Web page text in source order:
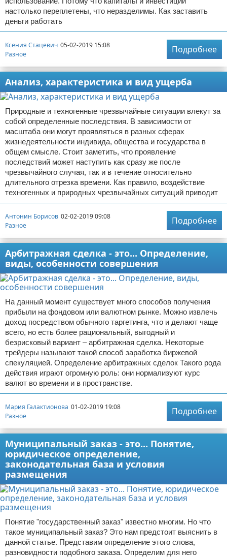
настолько переплетены, что неразделимы. Как заставить
деньги работать
Ксения Стацевич 05-02-2019 15:08
Разное
Подробнее
Анализ, характеристика и вид ущерба
Природные и техногенные чрезвычайные ситуации влекут за
собой определенные последствия. В зависимости от
масштаба они могут проявляться в разных сферах
жизнедеятельности индивида, общества и государства в
общем смысле. Стоит заметить, что проявление
последствий может наступить как сразу же после
чрезвычайного случая, так и в течение относительно
длительного отрезка времени. Как правило, воздействие
техногенных и природных чрезвычайных ситуаций приводит
Антонин Борисов 02-02-2019 09:08
Разное
Подробнее
Арбитражная сделка - это... Определение,
виды, особенности совершения
На данный момент существует много способов получения
прибыли на фондовом или валютном рынке. Можно извлечь
доход посредством обычного таргетинга, что и делают чаще
всего, но есть более рациональный, выгодный и
безрисковый вариант – арбитражная сделка. Некоторые
трейдеры называют такой способ заработка биржевой
спекуляцией. Определение арбитражных сделок Такого рода
действия играют огромную роль: они нормализуют курс
валют во времени и в пространстве.
Мария Галактионова 01-02-2019 19:08
Разное
Подробнее
Муниципальный заказ - это... Понятие,
юридическое определение,
законодательная база и условия
размещения
Понятие "государственный заказ" известно многим. Но что
такое муниципальный заказ? Это нам предстоит выяснить в
данной статье. Представим определение этого слова,
разновидности подобного заказа. Определим для него